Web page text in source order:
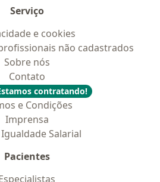
Serviço
e cookies
não cadastrados
Sobre nós
Contato
contratando!
e Condições
Imprensa
Salarial
Pacientes